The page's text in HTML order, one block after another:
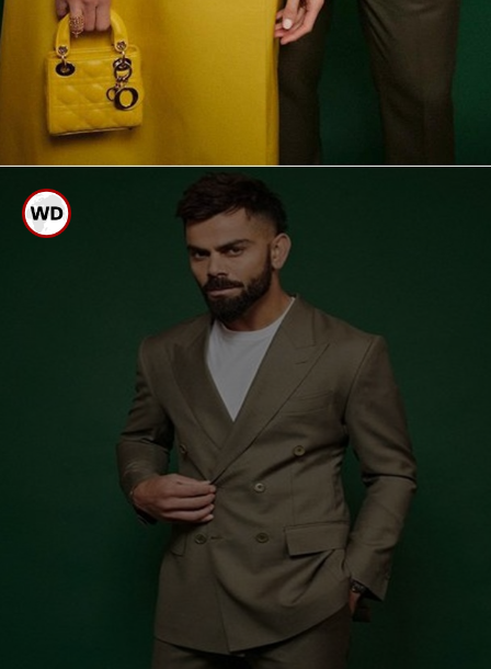
ವಿರುಷ್ಕಾ ಎಂದೇ ಖ್ಯಾತರಾಗಿರುವ
ದಂಪತಿ
ಕೊಹ್ಲಿ ಅನುಷ್ಕಾ ದಂಪತಿ ಪರ್ಫೆಕ್ಟ್
ಫೋಟೋವನ್ನು ನೆಟ್ಟಿಗರು ಮೆಚ್ಚಿಕೊಂಡಿದ್ದಾರೆ.
ಫೋಟೋ ಶೂಟ್ ನ ಗ್ಯಾಲರಿ ಇಲ್ಲಿದೆ ನೋಡಿ.
ಕೊಹ್ಲಿ